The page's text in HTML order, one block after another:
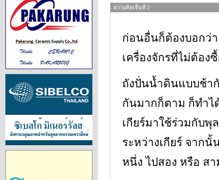
ความคิดเห็นที่ 2
ก่อนอื่นก็ต้องบอกว่
เครื่องจักรที่ไม่ต้อง
ถังปั่นน้ำดินแบบช้า
กันมากก็ตาม ก็ทำไ
เกียร์มาใช้ร่วมกับพุ
ระหว่างเกียร์ จาก
หนึ่ง ไปสอง หรือ ส